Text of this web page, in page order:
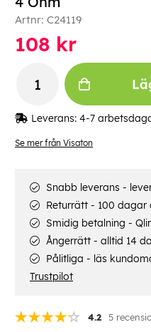
Se mer från Visaton
Artnr: C24119
4.2 5
108 kr
Leverans: 4-7
Snabb leverans -
Returrätt - 100
Smidig betalning -
Ångerrätt - alltid 14
Pålitliga - läs
Trustpilot